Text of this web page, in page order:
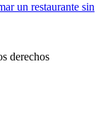
un restaurante sin
derechos